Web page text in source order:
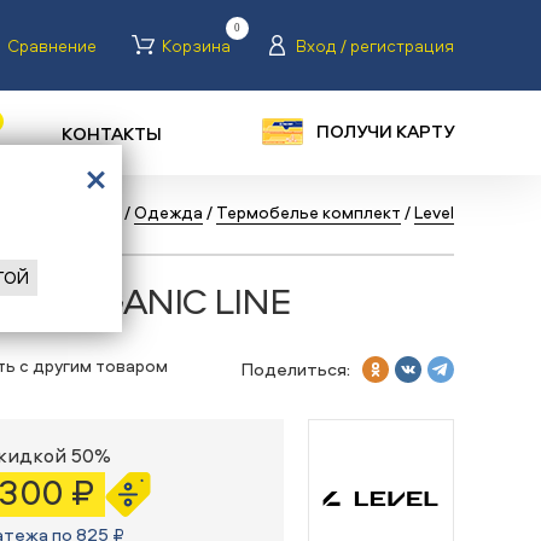
Сравнение Корзина
0
Вход / регистрация
КОНТАКТЫ ПОЛУЧИ КАРТУ
/Одежда / Термобелье комплект /Level
ORGANIC LINE
с другим товаром Поделиться:
50%
₽
по 825 ₽